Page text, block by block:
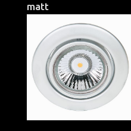
AMBIENTE Frankfurt-Main
EUROLUCE-Mailand
LIGHT & BUILDING Frankfurt
matt